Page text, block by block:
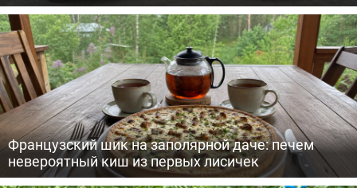
Французский шик на заполярной даче: печем
невероятный киш из первых лисичек